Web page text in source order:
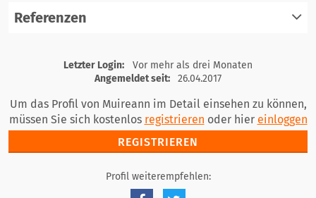
Referenzen
registrieren
einloggen
Letzter Login:
Vor mehr als drei Monaten
Angemeldet seit:
26.04.2017
Um das Profil von Muireann im Detail einsehen zu können,
müssen Sie sich kostenlos registrieren oder hier einloggen
REGISTRIEREN
Profil weiterempfehlen: